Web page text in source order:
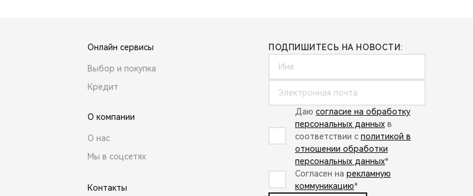
Онлайн сервисы
Выбор и покупка
Кредит
О компании
О нас
Мы в соцсетях
Контакты
ПОДПИШИТЕСЬ НА НОВОСТИ:
Даю согласие на обработку
персональных данных в
соответствии с политикой в
отношении обработки
персональных данных*
Согласен на рекламную
коммуникацию*